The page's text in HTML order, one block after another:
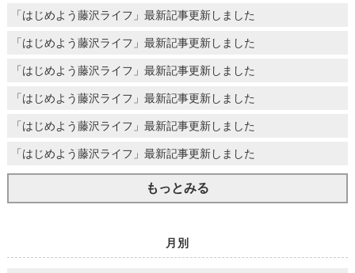
「はじめよう藤沢ライフ」最新記事更新しました
「はじめよう藤沢ライフ」最新記事更新しました
「はじめよう藤沢ライフ」最新記事更新しました
「はじめよう藤沢ライフ」最新記事更新しました
「はじめよう藤沢ライフ」最新記事更新しました
「はじめよう藤沢ライフ」最新記事更新しました
もっとみる
月別